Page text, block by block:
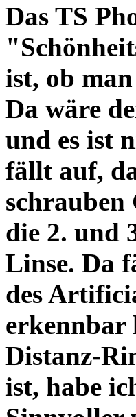
Das TS
ist, ob
Da wäre
und es ist
fällt auf,
die 2. und
Linse. Da
des
erkennbar
Distanz-
ist, habe